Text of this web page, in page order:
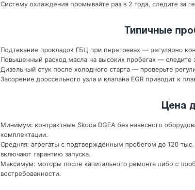
Систему охлаждения промывайте раз в 2 года, следите за
Типичные
Подтекание прокладок ГБЦ при перегревах — регулярно
Повышенный расход масла на высоких пробегах — следите
Дизельный стук после холодного старта — проверьте
Засорение дроссельного узла и клапана EGR приводит к
Цена
Минимум: контрактные Skoda DGEA без навесного
комплектации.
Средняя: агрегаты с подтверждённым пробегом до 120
включают гарантию запуска.
Максимум: моторы после капитального ремонта либо с
востребованности.